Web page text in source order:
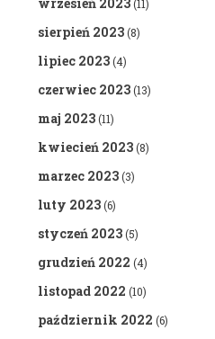
(11)
sierpień 2023(8)
lipiec 2023(4)
czerwiec 2023(13)
maj 2023(11)
kwiecień 2023(8)
marzec 2023(3)
luty 2023(6)
styczeń 2023(5)
grudzień 2022 (4)
listopad 2022 (10)
październik 2022 (6)